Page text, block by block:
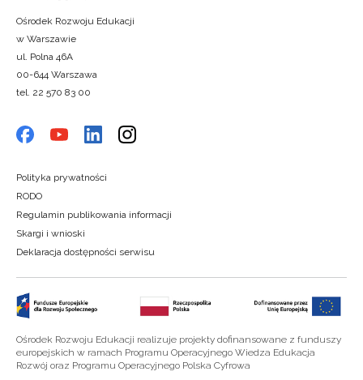
Ośrodek Rozwoju Edukacji
w Warszawie
ul. Polna 46A
00-644 Warszawa
tel. 22 570 83 00
Polityka prywatności
RODO
Regulamin publikowania informacji
Skargi i wnioski
Deklaracja dostępności serwisu
Ośrodek Rozwoju Edukacji realizuje projekty dofinansowane z funduszy
europejskich w ramach Programu Operacyjnego Wiedza Edukacja
Rozwój oraz Programu Operacyjnego Polska Cyfrowa